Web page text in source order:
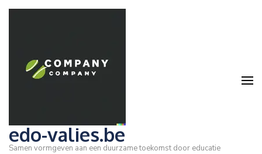
Ga
edo-valies.be
Samen vormgeven aan een duurzame toekomst door educatie